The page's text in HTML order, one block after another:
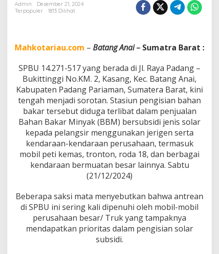
S
B
U
S
P
B
U
1
4
2
7
1
-
7
K
a
s
Admin
Desember 21, 2024
Terpopuler
1813 Dilihat
Mahkotariau.com – Batang Anai – Sumatra Barat :
SPBU 14.271-517 yang berada di Jl. Raya Padang –
Bukittinggi No.KM. 2, Kasang, Kec. Batang Anai,
Kabupaten Padang Pariaman, Sumatera Barat, kini
tengah menjadi sorotan. Stasiun pengisian bahan
bakar tersebut diduga terlibat dalam penjualan
Bahan Bakar Minyak (BBM) bersubsidi jenis solar
kepada pelangsir menggunakan jerigen serta
kendaraan-kendaraan perusahaan, termasuk
mobil peti kemas, tronton, roda 18, dan berbagai
kendaraan bermuatan besar lainnya. Sabtu
(21/12/2024)
Beberapa saksi mata menyebutkan bahwa antrean
di SPBU ini sering kali dipenuhi oleh mobil-mobil
perusahaan besar/ Truk yang tampaknya
mendapatkan prioritas dalam pengisian solar
subsidi.